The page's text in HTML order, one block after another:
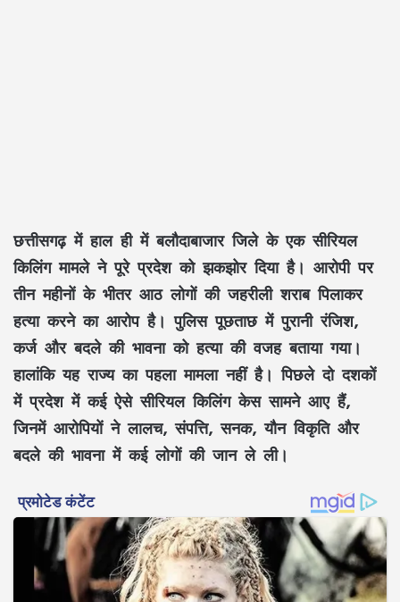
छत्तीसगढ़ में हाल ही में बलौदाबाजार जिले के एक सीरियल
किलिंग मामले ने पूरे प्रदेश को झकझोर दिया है। आरोपी पर
तीन महीनों के भीतर आठ लोगों की जहरीली शराब पिलाकर
हत्या करने का आरोप है। पुलिस पूछताछ में पुरानी रंजिश,
कर्ज और बदले की भावना को हत्या की वजह बताया गया।
हालांकि यह राज्य का पहला मामला नहीं है। पिछले दो दशकों
में प्रदेश में कई ऐसे सीरियल किलिंग केस सामने आए हैं,
जिनमें आरोपियों ने लालच, संपत्ति, सनक, यौन विकृति और
बदले की भावना में कई लोगों की जान ले ली।